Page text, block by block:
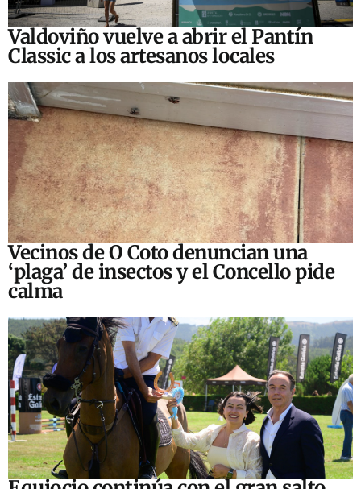
Valdoviño vuelve a abrir el Pantín
Classic a los artesanos locales
Vecinos de O Coto denuncian una
‘plaga’ de insectos y el Concello pide
calma